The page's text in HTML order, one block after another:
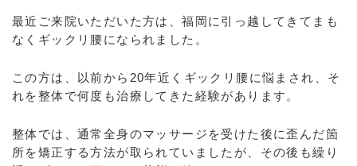
最近ご来院いただいた方は、福岡に引っ越してきてまも
なくギックリ腰になられました。
この方は、以前から20年近くギックリ腰に悩まされ、そ
れを整体で何度も治療してきた経験があります。
整体では、通常全身のマッサージを受けた後に歪んだ箇
所を矯正する方法が取られていましたが、その後も繰り